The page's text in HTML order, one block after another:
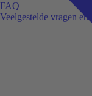
FAQ
Veelgestelde vragen en